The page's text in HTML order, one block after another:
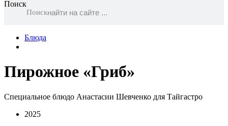
Поиск
Поиск
Блюда
Пирожное «Гриб»
Специальное блюдо Анастасии Шевченко для Тайгастро
2025